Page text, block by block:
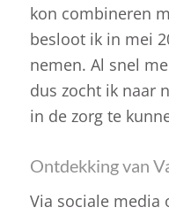
kon combineren
besloot ik in mei
nemen. Al snel
dus zocht ik naar
in de zorg te
Ontdekking van
Via sociale media